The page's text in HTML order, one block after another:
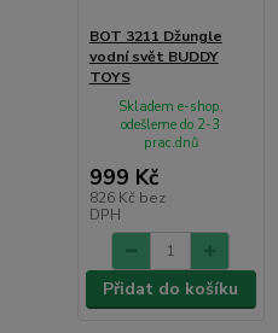
BOT 3211 Džungle
vodní svět BUDDY
TOYS
999 Kč
826 Kč bez
DPH
Skladem e-shop,
odešleme do 2-3
prac.dnů
Přidat do košíku